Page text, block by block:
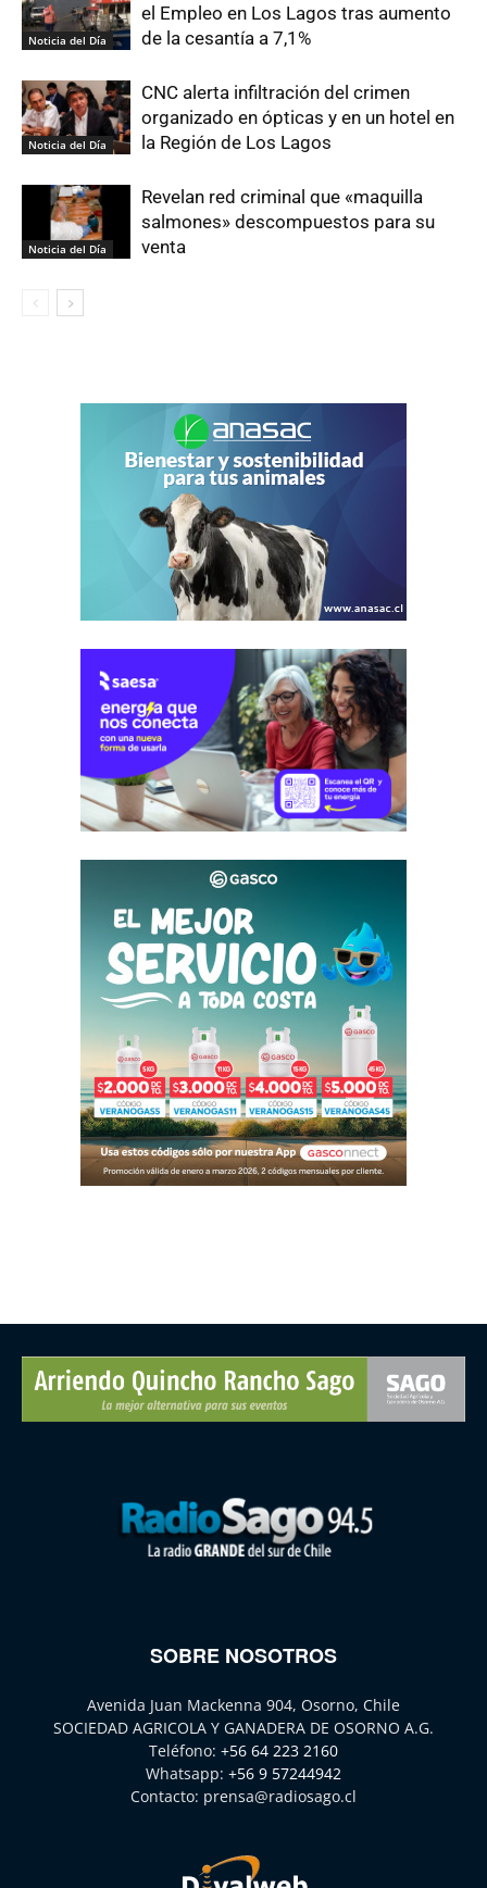
Noticia del Día
el Empleo en Los Lagos tras aumento
de la cesantía a 7,1%
Noticia del Día
CNC alerta infiltración del crimen
organizado en ópticas y en un hotel en
la Región de Los Lagos
Noticia del Día
Revelan red criminal que «maquilla
salmones» descompuestos para su
venta
SOBRE NOSOTROS
Avenida Juan Mackenna 904, Osorno, Chile
SOCIEDAD AGRICOLA Y GANADERA DE OSORNO A.G.
Teléfono: +56 64 223 2160
Whatsapp: +56 9 57244942
Contacto: prensa@radiosago.cl